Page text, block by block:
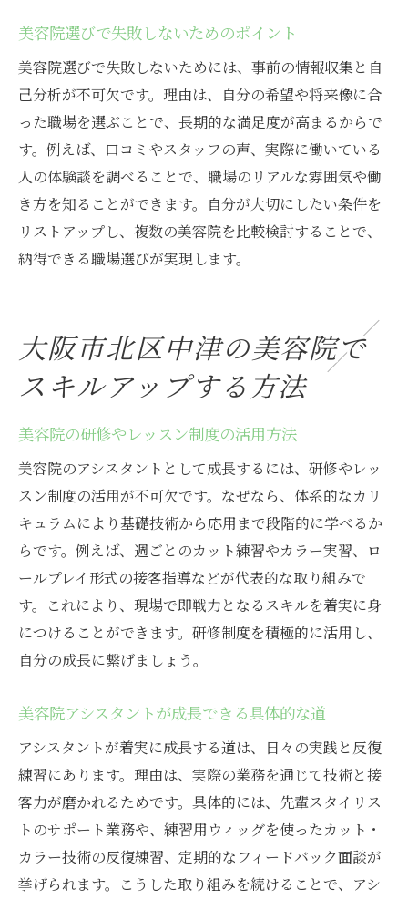
美容院選びで失敗しないためのポイント
美容院選びで失敗しないためには、事前の情報収集と自
己分析が不可欠です。理由は、自分の希望や将来像に合
った職場を選ぶことで、長期的な満足度が高まるからで
す。例えば、口コミやスタッフの声、実際に働いている
人の体験談を調べることで、職場のリアルな雰囲気や働
き方を知ることができます。自分が大切にしたい条件を
リストアップし、複数の美容院を比較検討することで、
納得できる職場選びが実現します。
大阪市北区中津の美容院で
スキルアップする方法
美容院の研修やレッスン制度の活用方法
美容院のアシスタントとして成長するには、研修やレッ
スン制度の活用が不可欠です。なぜなら、体系的なカリ
キュラムにより基礎技術から応用まで段階的に学べるか
らです。例えば、週ごとのカット練習やカラー実習、ロ
ールプレイ形式の接客指導などが代表的な取り組みで
す。これにより、現場で即戦力となるスキルを着実に身
につけることができます。研修制度を積極的に活用し、
自分の成長に繋げましょう。
美容院アシスタントが成長できる具体的な道
アシスタントが着実に成長する道は、日々の実践と反復
練習にあります。理由は、実際の業務を通じて技術と接
客力が磨かれるためです。具体的には、先輩スタイリス
トのサポート業務や、練習用ウィッグを使ったカット・
カラー技術の反復練習、定期的なフィードバック面談が
挙げられます。こうした取り組みを続けることで、アシ